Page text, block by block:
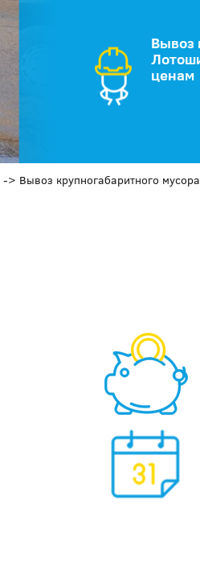
Вывоз
ценам
-> Вывоз крупногабаритного мусора